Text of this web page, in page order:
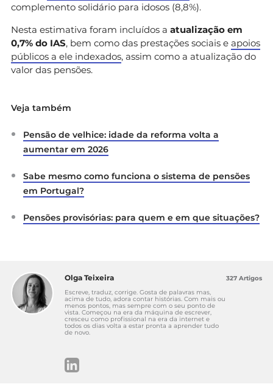
complemento solidário para idosos (8,8%).
Nesta estimativa foram incluídos a atualização em
0,7% do IAS, bem como das prestações sociais e apoios
públicos a ele indexados, assim como a atualização do
valor das pensões.
Veja também
Pensão de velhice: idade da reforma volta a
aumentar em 2026
Sabe mesmo como funciona o sistema de pensões
em Portugal?
Pensões provisórias: para quem e em que situações?
Olga Teixeira
Escreve, traduz, corrige. Gosta de palavras mas,
acima de tudo, adora contar histórias. Com mais ou
menos pontos, mas sempre com o seu ponto de
vista. Começou na era da máquina de escrever,
cresceu como profissional na era da internet e
todos os dias volta a estar pronta a aprender tudo
de novo.
327 Artigos